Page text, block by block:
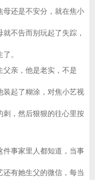
还是不安分，就在焦小
不告而别玩起了失踪，
。
亲，他是老实，不是
装起了糊涂，对焦小艺视
刺，然后狠狠的往心里按
事家里人都知道，当事
有她生父的微信，每当